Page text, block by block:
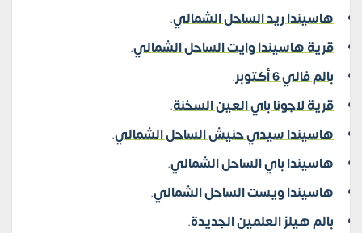
هاسيندا ريد الساحل الشمالي.
قرية هاسيندا وايت الساحل الشمالي.
بالم فالي 6 أكتوبر
.
قرية لاجونا باي العين السخنة.
هاسيندا سيدي حنيش الساحل الشمالي.
هاسيندا باي الساحل الشمالي.
هاسيندا ويست الساحل الشمالي.
بالم هيلز العلمين الجديدة.